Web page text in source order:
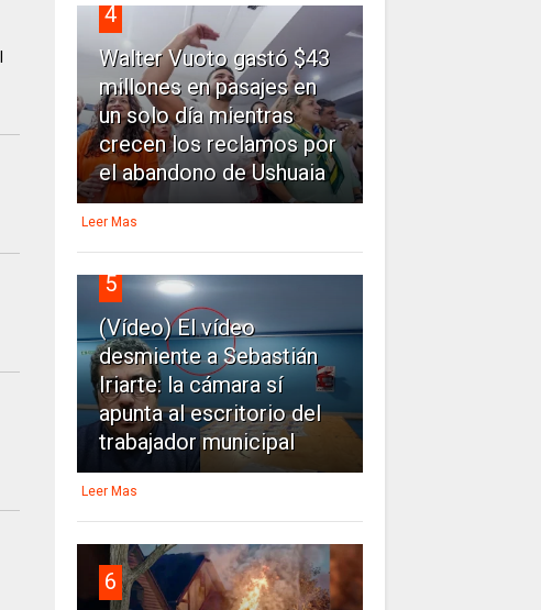
4
Walter Vuoto gastó $43
millones en pasajes en
un solo día mientras
crecen los reclamos por
el abandono de Ushuaia
Leer Mas
5
(Vídeo) El vídeo
desmiente a Sebastián
Iriarte: la cámara sí
apunta al escritorio del
trabajador municipal
Leer Mas
6